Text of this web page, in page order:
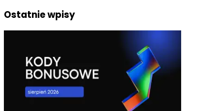
Ostatnie wpisy